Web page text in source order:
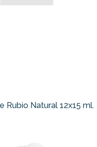
Rubio Natural 12x15 ml.